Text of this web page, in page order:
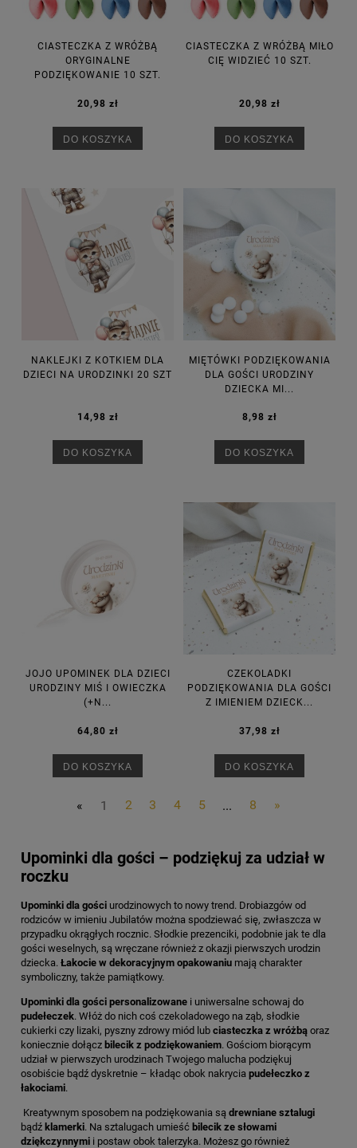
CIASTECZKA Z WRÓŻBĄ
ORYGINALNE
PODZIĘKOWANIE 10 SZT.
20,98 zł
DO KOSZYKA
CIASTECZKA Z WRÓŻBĄ MIŁO
CIĘ WIDZIEĆ 10 SZT.
20,98 zł
DO KOSZYKA
NAKLEJKI Z KOTKIEM DLA
DZIECI NA URODZINKI 20 SZT
14,98 zł
DO KOSZYKA
MIĘTÓWKI PODZIĘKOWANIA
DLA GOŚCI URODZINY
DZIECKA MI...
8,98 zł
DO KOSZYKA
JOJO UPOMINEK DLA DZIECI
URODZINY MIŚ I OWIECZKA
(+N...
64,80 zł
DO KOSZYKA
CZEKOLADKI
PODZIĘKOWANIA DLA GOŚCI
Z IMIENIEM DZIECK...
37,98 zł
DO KOSZYKA
« 1 2 3 4 5 ... 8 »
Upominki dla gości – podziękuj za udział w
roczku
Upominki dla gości urodzinowych to nowy trend. Drobiazgów od
rodziców w imieniu Jubilatów można spodziewać się, zwłaszcza w
przypadku okrągłych rocznic. Słodkie prezenciki, podobnie jak te dla
gości weselnych, są wręczane również z okazji pierwszych urodzin
dziecka. Łakocie w dekoracyjnym opakowaniu mają charakter
symboliczny, także pamiątkowy.
Upominki dla gości personalizowane i uniwersalne schowaj do
pudełeczek. Włóż do nich coś czekoladowego na ząb, słodkie
cukierki czy lizaki, pyszny zdrowy miód lub ciasteczka z wróżbą oraz
koniecznie dołącz bilecik z podziękowaniem. Gościom biorącym
udział w pierwszych urodzinach Twojego malucha podziękuj
osobiście bądź dyskretnie – kładąc obok nakrycia pudełeczko z
łakociami.
Kreatywnym sposobem na podziękowania są drewniane sztalugi
bądź klamerki. Na sztalugach umieść bilecik ze słowami
dziękczynnymi i postaw obok talerzyka. Możesz go również